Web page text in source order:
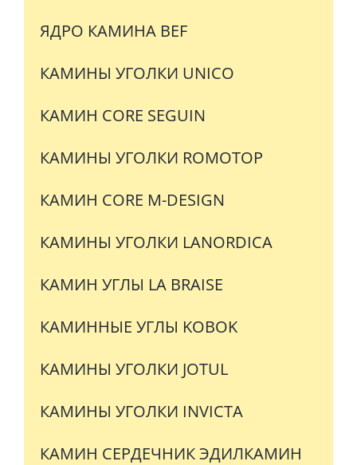
ЯДРО КАМИНА BEF
КАМИНЫ УГОЛКИ UNICO
КАМИН CORE SEGUIN
КАМИНЫ УГОЛКИ ROMOTOP
КАМИН CORE M-DESIGN
КАМИНЫ УГОЛКИ LANORDICA
КАМИН УГЛЫ LA BRAISE
КАМИННЫЕ УГЛЫ KOBOK
КАМИНЫ УГОЛКИ JOTUL
КАМИНЫ УГОЛКИ INVICTA
КАМИН СЕРДЕЧНИК ЭДИЛКАМИН